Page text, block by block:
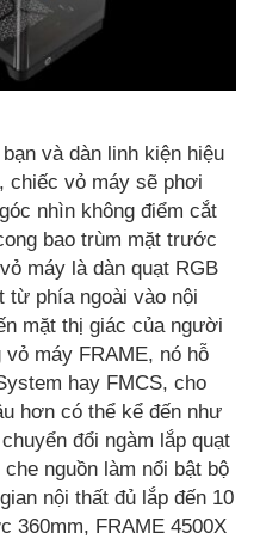
và dàn linh kiện hiệu
, chiếc vỏ máy sẽ phơi
nhìn không điểm cắt
bao trùm mặt trước
máy là dàn quạt RGB
từ phía ngoài vào nội
mặt thị giác của người
vỏ máy FRAME, nó hỗ
hay FMCS, cho
hơn có thể kể đến như
đổi ngàm lắp quạt
nguồn làm nổi bật bộ
nội thất đủ lắp đến 10
360mm, FRAME 4500X